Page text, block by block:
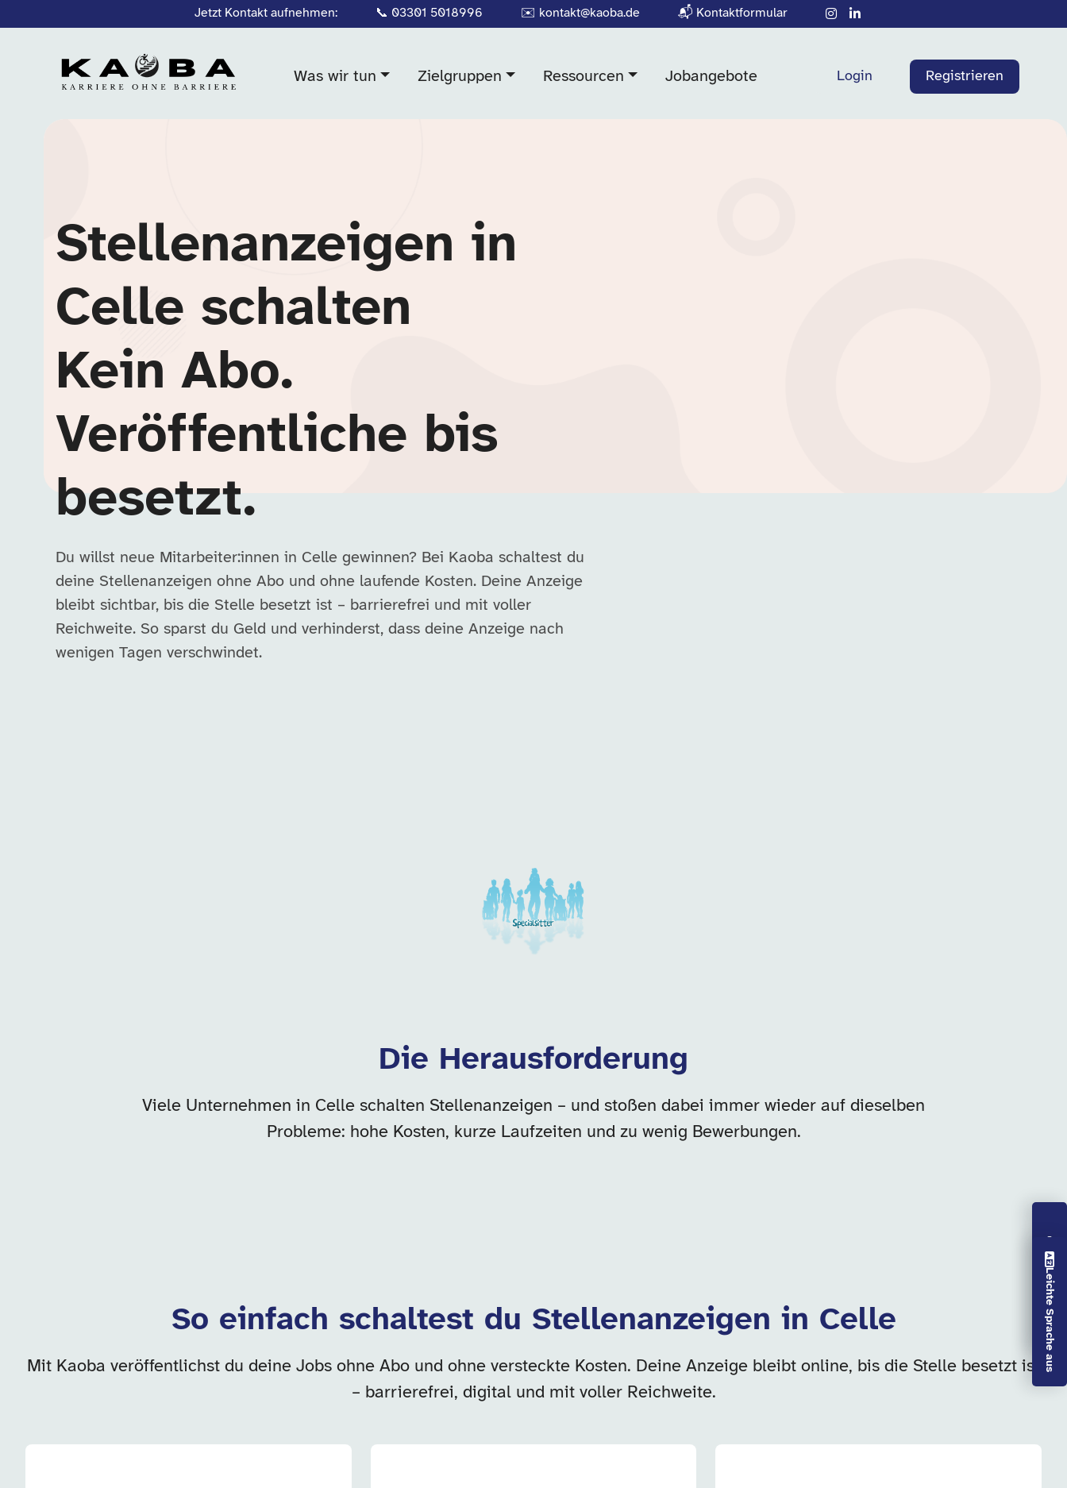
Vorlesen aus
Leichte Sprache aus
Jetzt Kontakt aufnehmen: 📞 03301 5018996 ✉️ kontakt@kaoba.de 📬 Kontaktformular
Was wir tun Zielgruppen Ressourcen Jobangebote Login Registrieren
Stellenanzeigen in
Celle schalten
Kein Abo.
Veröffentliche bis
besetzt.
Du willst neue Mitarbeiter:innen in Celle gewinnen? Bei Kaoba schaltest du
deine Stellenanzeigen ohne Abo und ohne laufende Kosten. Deine Anzeige
bleibt sichtbar, bis die Stelle besetzt ist – barrierefrei und mit voller
Reichweite. So sparst du Geld und verhinderst, dass deine Anzeige nach
wenigen Tagen verschwindet.
Unsere Arbeitgeber in dieser Kategorie
Die Herausforderung
Viele Unternehmen in Celle schalten Stellenanzeigen – und stoßen dabei immer wieder auf dieselben
Probleme: hohe Kosten, kurze Laufzeiten und zu wenig Bewerbungen.
So einfach schaltest du Stellenanzeigen in Celle
Mit Kaoba veröffentlichst du deine Jobs ohne Abo und ohne versteckte Kosten. Deine Anzeige bleibt online, bis die Stelle besetzt ist
– barrierefrei, digital und mit voller Reichweite.